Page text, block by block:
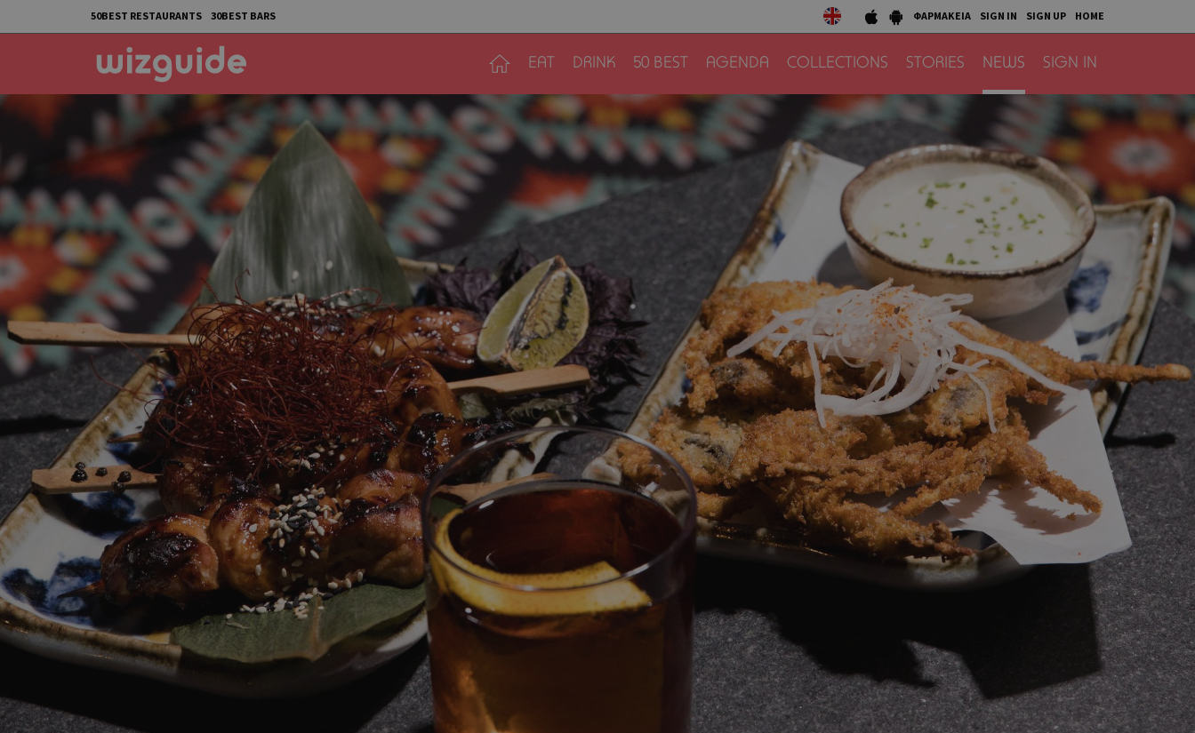
50BEST RESTAURANTS 30BEST BARS ΦΑΡΜΑΚΕΙΑ SIGN IN SIGN UP HOME
EAT DRINK 50 BEST AGENDA COLLECTIONS STORIES NEWS SIGN IN